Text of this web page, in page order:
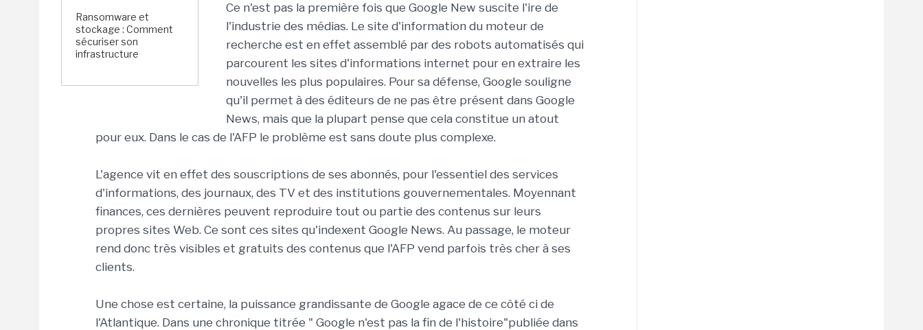
Ransomware et
stockage : Comment
sécuriser son
infrastructure
Ce n'est pas la première fois que Google New suscite l'ire de
l'industrie des médias. Le site d'information du moteur de
recherche est en effet assemblé par des robots automatisés qui
parcourent les sites d'informations internet pour en extraire les
nouvelles les plus populaires. Pour sa défense, Google souligne
qu'il permet à des éditeurs de ne pas être présent dans Google
News, mais que la plupart pense que cela constitue un atout
pour eux. Dans le cas de l'AFP le problème est sans doute plus complexe.
L'agence vit en effet des souscriptions de ses abonnés, pour l'essentiel des services
d'informations, des journaux, des TV et des institutions gouvernementales. Moyennant
finances, ces dernières peuvent reproduire tout ou partie des contenus sur leurs
propres sites Web. Ce sont ces sites qu'indexent Google News. Au passage, le moteur
rend donc très visibles et gratuits des contenus que l'AFP vend parfois très cher à ses
clients.
Une chose est certaine, la puissance grandissante de Google agace de ce côté ci de
l'Atlantique. Dans une chronique titrée " Google n'est pas la fin de l'histoire"publiée dans